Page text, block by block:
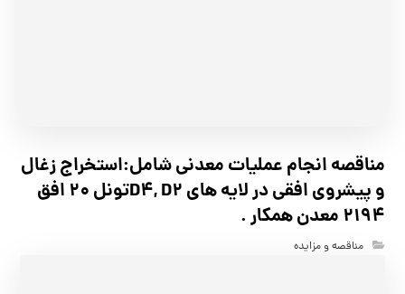
مناقصه انجام عملیات معدنی شامل:استخراج زغال
و پیشروی افقی در لایه های D4, D2تونل 20 افق
2194 معدن همکار .
مناقصه و مزایده